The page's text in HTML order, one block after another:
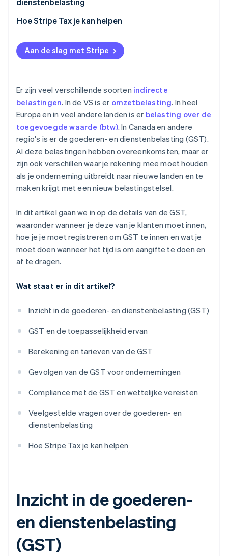
Wanneer moet ik GST innen bij klanten?
Hoe registreer ik me om GST te innen?
Hoe dien je GST-aangifte in en betaal je GST af
GST-regelgeving?
Hoe Stripe Tax je kan helpen
Aan de slag met Stripe
Er zijn veel verschillende soorten indirecte
belastingen. In de VS is er omzetbelasting. In heel
Europa en in veel andere landen is er belasting over de
toegevoegde waarde (btw). In Canada en andere
regio's is er de goederen- en dienstenbelasting (GST).
Al deze belastingen hebben overeenkomsten, maar er
zijn ook verschillen waar je rekening mee moet houden
als je onderneming uitbreidt naar nieuwe landen en te
maken krijgt met een nieuw belastingstelsel.
In dit artikel gaan we in op de details van de GST,
waaronder wanneer je deze van je klanten moet innen,
hoe je je moet registreren om GST te innen en wat je
moet doen wanneer het tijd is om aangifte te doen en
af te dragen.
Wat staat er in dit artikel?
Inzicht in de goederen- en dienstenbelasting (GST)
GST en de toepasselijkheid ervan
Berekening en tarieven van de GST
Gevolgen van de GST voor ondernemingen
Compliance met de GST en wettelijke vereisten
Veelgestelde vragen over de goederen- en
dienstenbelasting
Hoe Stripe Tax je kan helpen
Inzicht in de goederen-
en dienstenbelasting
(GST)